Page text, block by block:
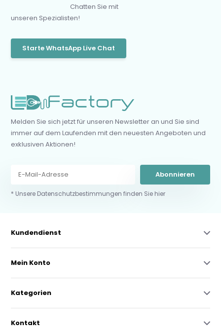
Chatten Sie mit
unseren Spezialisten!
Starte WhatsApp Live Chat
Melden Sie sich jetzt für unseren Newsletter an und Sie sind
immer auf dem Laufenden mit den neuesten Angeboten und
exklusiven Aktionen!
Abonnieren
* Unsere Datenschutzbestimmungen finden Sie hier
Kundendienst
Mein Konto
Kategorien
Kontakt